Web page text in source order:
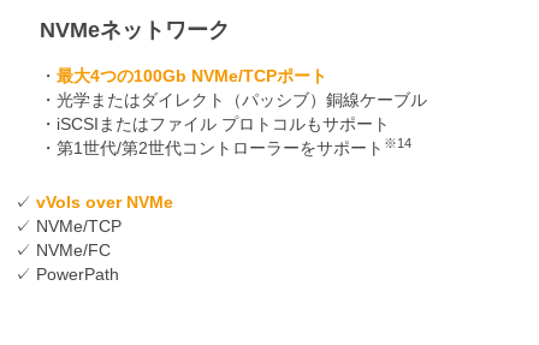
NVMeネットワーク
・ 最大4つの100Gb NVMe/TCPポート
・光学またはダイレクト（パッシブ）銅線ケーブル
・iSCSIまたはファイル プロトコルもサポート
・第1世代/第2世代コントローラーをサポート ※14
✓ vVols over NVMe
✓ NVMe/TCP
✓ NVMe/FC
✓ PowerPath